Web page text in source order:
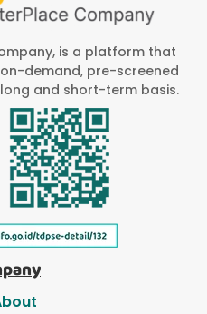
is a platform that
demand, pre-screened
and short-term basis.